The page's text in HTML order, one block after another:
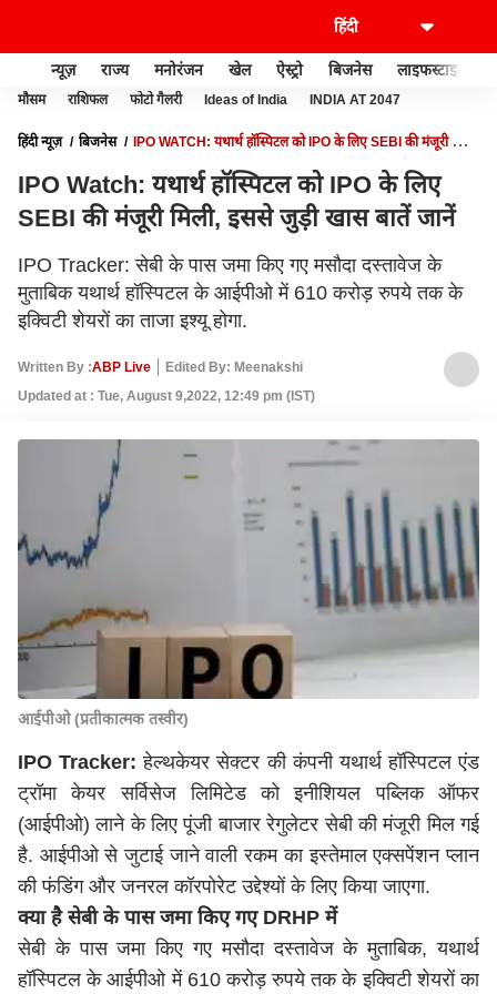
न्यूज़ राज्य मनोरंजन खेल ऐस्ट्रो बिजनेस लाइफस्टाइल
मौसम राशिफल फोटो गैलरी Ideas of India INDIA AT 2047
हिंदी न्यूज़ बिजनेस
IPO WATCH: यथार्थ हॉस्पिटल को IPO के लिए SEBI की मंजूरी मिली,
IPO Watch: यथार्थ हॉस्पिटल को IPO के लिए
SEBI की मंजूरी मिली, इससे जुड़ी खास बातें जानें
IPO Tracker: सेबी के पास जमा किए गए मसौदा दस्तावेज के
मुताबिक यथार्थ हॉस्पिटल के आईपीओ में 610 करोड़ रुपये तक के
इक्विटी शेयरों का ताजा इश्यू होगा.
Written By :ABP Live
Edited By: Meenakshi
Updated at : Tue, August 9,2022, 12:49 pm (IST)
आईपीओ (प्रतीकात्मक तस्वीर)
IPO Tracker: हेल्थकेयर सेक्टर की कंपनी यथार्थ हॉस्पिटल एंड
ट्रॉमा केयर सर्विसेज लिमिटेड को इनीशियल पब्लिक ऑफर
(आईपीओ) लाने के लिए पूंजी बाजार रेगुलेटर सेबी की मंजूरी मिल गई
है. आईपीओ से जुटाई जाने वाली रकम का इस्तेमाल एक्सपेंशन प्लान
की फंडिंग और जनरल कॉरपोरेट उद्देश्यों के लिए किया जाएगा.
क्या है सेबी के पास जमा किए गए DRHP में
सेबी के पास जमा किए गए मसौदा दस्तावेज के मुताबिक, यथार्थ
हॉस्पिटल के आईपीओ में 610 करोड़ रुपये तक के इक्विटी शेयरों का